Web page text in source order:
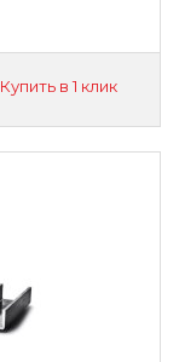
Купить в 1 клик